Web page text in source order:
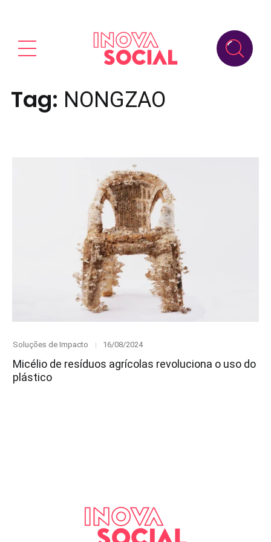
Tag: NONGZAO
Category
Soluções de Impacto
Posted
16/08/2024
Micélio de resíduos agrícolas revoluciona o uso do
plástico